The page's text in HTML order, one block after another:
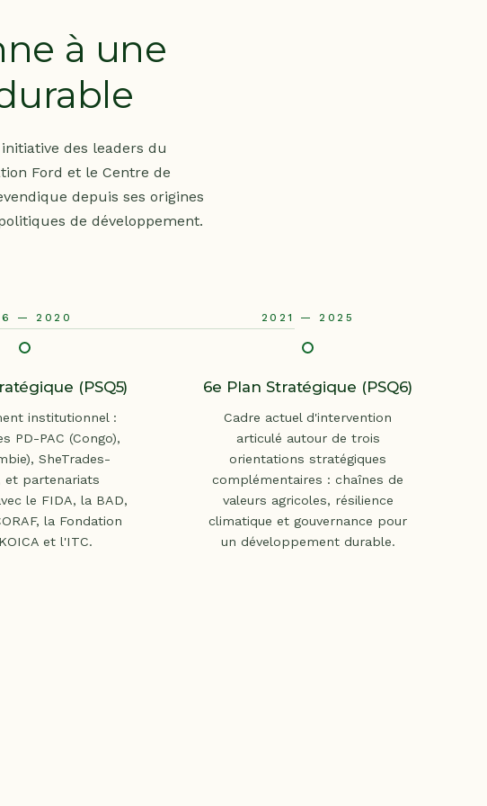
à une
des leaders du
Ford et le Centre de
depuis ses origines
de développement.
— 2020
(PSQ5)
institutionnel :
PD-PAC (Congo),
SheTrades-
et partenariats
le FIDA, la BAD,
la Fondation
et l'ITC.
2021 — 2025
6e Plan Stratégique (PSQ6)
Cadre actuel d'intervention
articulé autour de trois
orientations stratégiques
complémentaires : chaînes de
valeurs agricoles, résilience
climatique et gouvernance pour
un développement durable.